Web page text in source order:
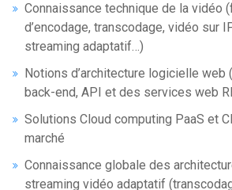
Connaissance technique de la vidéo
d’encodage, transcodage, vidéo sur
streaming adaptatif…)
Notions d’architecture logicielle web
back-end, API et des services web
Solutions Cloud computing PaaS et
marché
Connaissance globale des
streaming vidéo adaptatif